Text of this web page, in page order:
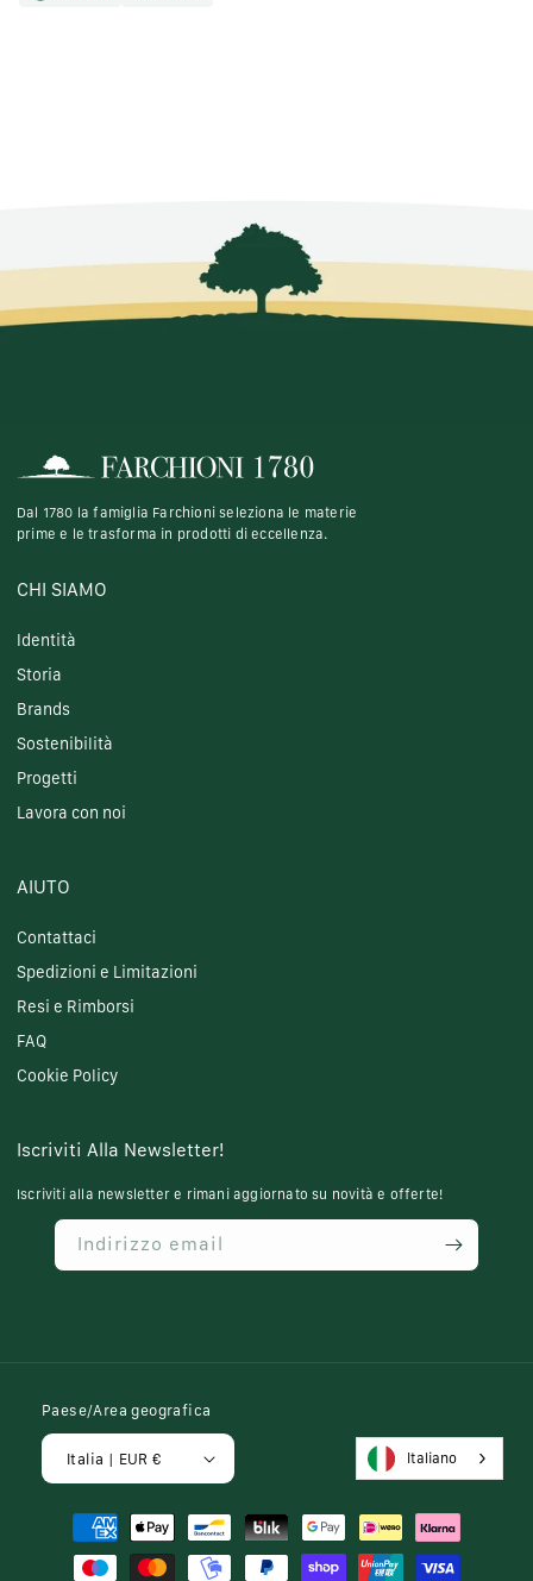
Dal 1780 la famiglia Farchioni seleziona le materie
prime e le trasforma in prodotti di eccellenza.
CHI SIAMO
Identità
Storia
Brands
Sostenibilità
Progetti
Lavora con noi
AIUTO
Contattaci
Spedizioni e Limitazioni
Resi e Rimborsi
FAQ
Cookie Policy
Iscriviti Alla Newsletter!
Iscriviti alla newsletter e rimani aggiornato su novità e offerte!
Indirizzo email
Paese/Area geografica
Italia | EUR € Italiano
Metodi